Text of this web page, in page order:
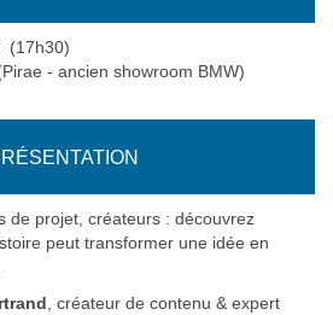
(17h30)
- ancien showroom BMW)
de projet, créateurs : découvrez
peut transformer une idée en
, créateur de contenu & expert